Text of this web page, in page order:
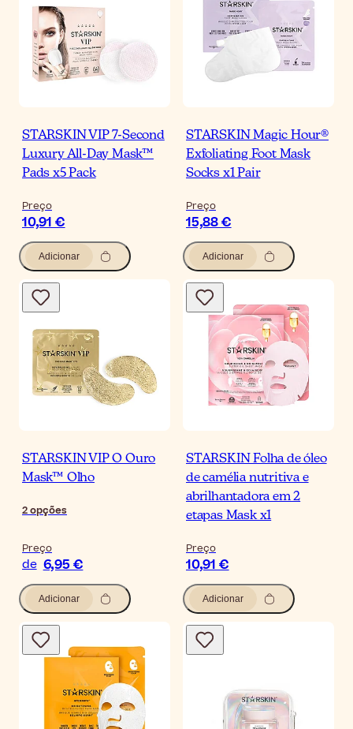
STARSKIN VIP 7-Second
Luxury All-Day Mask™
Pads x5 Pack
Preço
10,91 €
Adicionar
STARSKIN Magic Hour®
Exfoliating Foot Mask
Socks x1 Pair
Preço
15,88 €
Adicionar
STARSKIN VIP O Ouro
Mask™ Olho
2opções
Preço
de 6,95 €
Adicionar
STARSKIN Folha de óleo
de camélia nutritiva e
abrilhantadora em 2
etapas Mask x1
Preço
10,91 €
Adicionar